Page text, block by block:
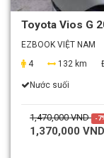
Toyota Vios G
EZBOOK VIỆT NAM
4
132 km
Nước suối
1,470,000 VND -
1,370,000 VND